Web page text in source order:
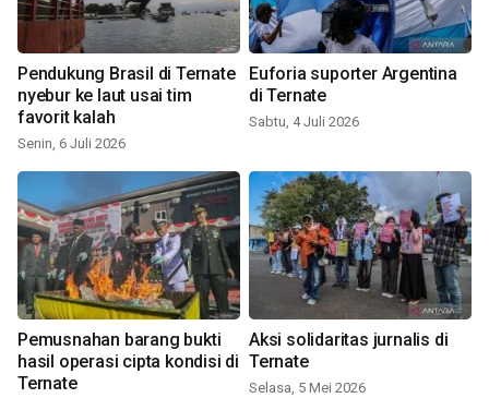
Pendukung Brasil di Ternate
nyebur ke laut usai tim
favorit kalah
Senin, 6 Juli 2026
Euforia suporter Argentina
di Ternate
Sabtu, 4 Juli 2026
Pemusnahan barang bukti
hasil operasi cipta kondisi di
Ternate
Aksi solidaritas jurnalis di
Ternate
Selasa, 5 Mei 2026